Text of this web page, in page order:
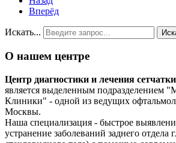
Вперёд
Искать...
О нашем центре
Центр диагностики и лечения
является выделенным подразделением
Клиники" - одной из ведущих
Москвы.
Наша специализация - быстрое
устранение заболеваний заднего отдела